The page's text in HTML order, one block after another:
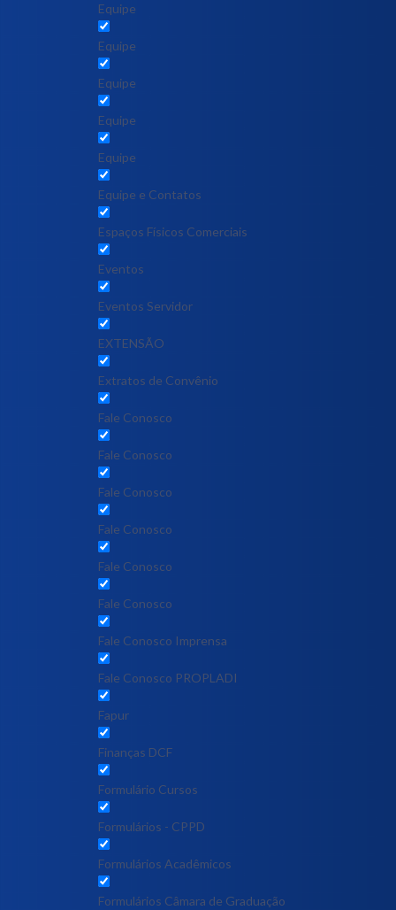
Equipe
Equipe
Equipe
Equipe
Equipe
Equipe e Contatos
Espaços Físicos Comerciais
Eventos
Eventos Servidor
EXTENSÃO
Extratos de Convênio
Fale Conosco
Fale Conosco
Fale Conosco
Fale Conosco
Fale Conosco
Fale Conosco
Fale Conosco Imprensa
Fale Conosco PROPLADI
Fapur
Finanças DCF
Formulário Cursos
Formulários - CPPD
Formulários Acadêmicos
Formulários Câmara de Graduação